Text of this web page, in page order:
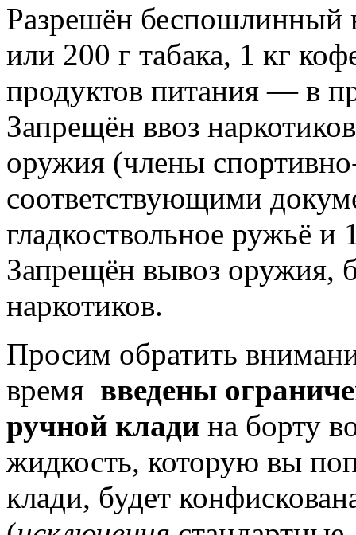
Разрешён беспошлинный
или 200 г табака, 1 кг
продуктов питания — в
Запрещён ввоз
оружия (члены
соответствующими
гладкоствольное ружьё
Запрещён вывоз оружия,
наркотиков.
Просим обратить
время введены
ручной клади на борту
жидкость, которую вы
клади, будет